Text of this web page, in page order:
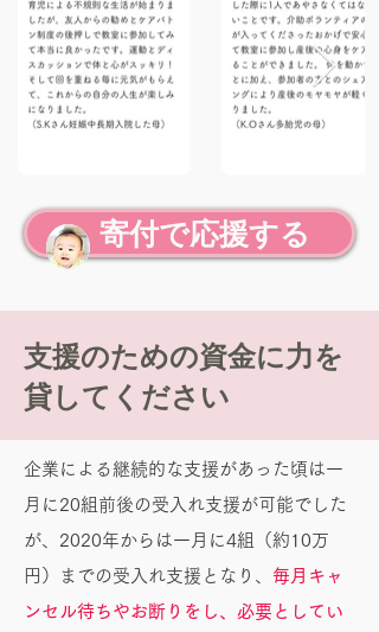
寄付で応援する
支援のための資金に力を
貸してください
企業による継続的な支援があった頃は一
月に20組前後の受入れ支援が可能でした
が、2020年からは一月に4組（約10万
円）までの受入れ支援となり、 毎月キャ
ンセル待ちやお断りをし、必要としてい